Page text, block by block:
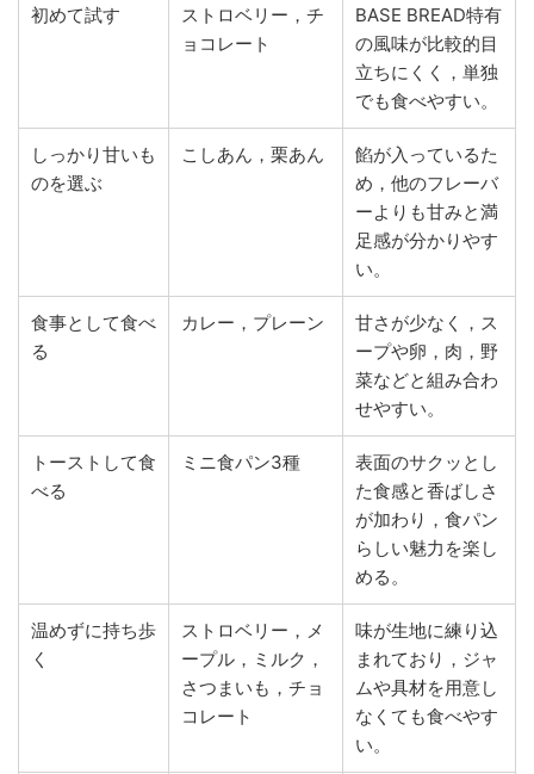
初めて試す
ストロベリー，チ
ョコレート
BASE BREAD特有
の風味が比較的目
立ちにくく，単独
でも食べやすい。
しっかり甘いも
のを選ぶ
こしあん，栗あん
餡が入っているた
め，他のフレーバ
ーよりも甘みと満
足感が分かりやす
い。
食事として食べ
る
カレー，プレーン
甘さが少なく，ス
ープや卵，肉，野
菜などと組み合わ
せやすい。
トーストして食
べる
ミニ食パン3種
表面のサクッとし
た食感と香ばしさ
が加わり，食パン
らしい魅力を楽し
める。
温めずに持ち歩
く
ストロベリー，メ
ープル，ミルク，
さつまいも，チョ
コレート
味が生地に練り込
まれており，ジャ
ムや具材を用意し
なくても食べやす
い。